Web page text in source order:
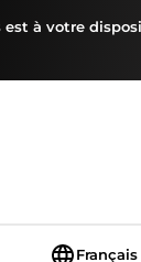
à votre
Français